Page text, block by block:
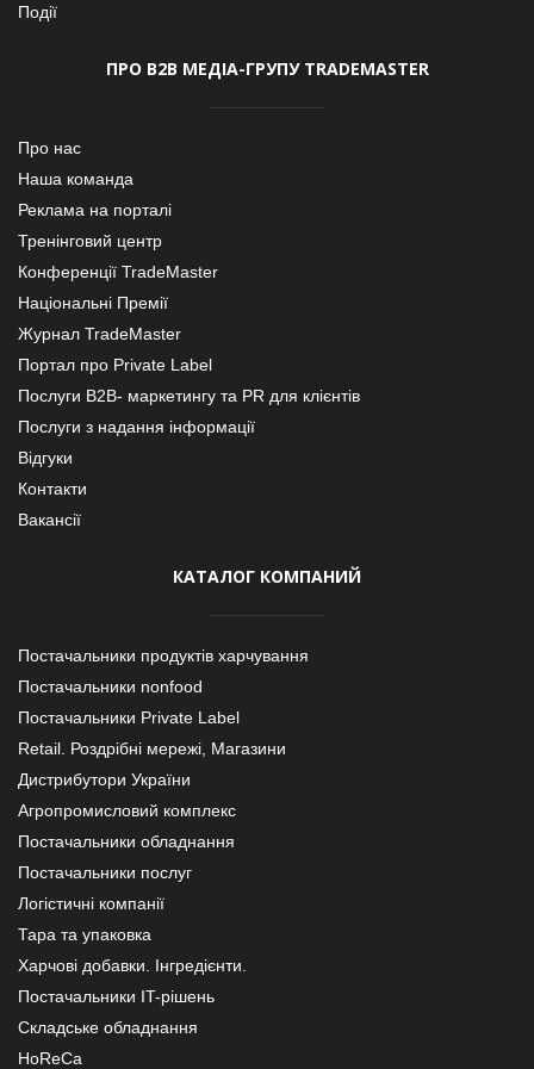
Події
ПРО В2В МЕДІА-ГРУПУ TRADEMASTER
Про нас
Наша команда
Реклама на порталі
Тренінговий центр
Конференції TradeMaster
Національні Премії
Журнал TradeMaster
Портал про Private Label
Послуги В2В- маркетингу та PR для клієнтів
Послуги з надання інформації
Відгуки
Контакти
Вакансії
КАТАЛОГ КОМПАНИЙ
Постачальники продуктів харчування
Постачальники nonfood
Постачальники Private Label
Retail. Роздрібні мережі, Магазини
Дистрибутори України
Агропромисловий комплекс
Постачальники обладнання
Постачальники послуг
Логістичні компанії
Тара та упаковка
Харчові добавки. Інгредієнти.
Постачальники IT-рішень
Складське обладнання
HoReCa